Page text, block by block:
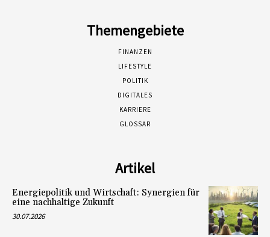
Themengebiete
FINANZEN
LIFESTYLE
POLITIK
DIGITALES
KARRIERE
GLOSSAR
Artikel
Energiepolitik und Wirtschaft: Synergien für
eine nachhaltige Zukunft
30.07.2026